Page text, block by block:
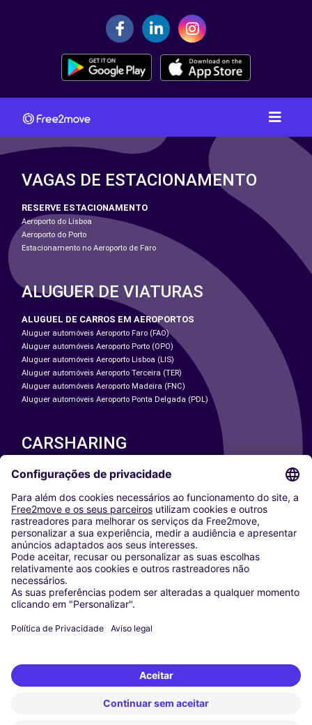
VAGAS DE ESTACIONAMENTO
RESERVE ESTACIONAMENTO
Aeroporto do Lisboa
Aeroporto do Porto
Estacionamento no Aeroporto de Faro
ALUGUER DE VIATURAS
ALUGUEL DE CARROS EM AEROPORTOS
Aluguer automóveis Aeroporto Faro (FAO)
Aluguer automóveis Aeroporto Porto (OPO)
Aluguer automóveis Aeroporto Lisboa (LIS)
Aluguer automóveis Aeroporto Terceira (TER)
Aluguer automóveis Aeroporto Madeira (FNC)
Aluguer automóveis Aeroporto Ponta Delgada (PDL)
CARSHARING
NOSSAS CIDADES
Washington DC
Milan
Rome
Turin
Vienna
Berlin
Cologne
Dusseldorf
Frankfurt
Munich